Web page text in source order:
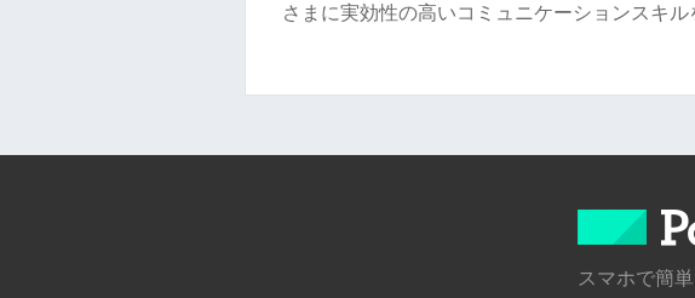
さまに実効性の高いコミュニケーションスキル
スマホで簡